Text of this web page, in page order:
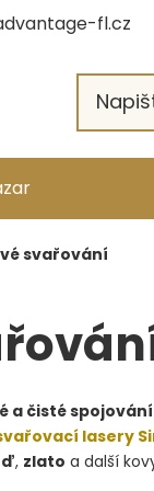
fl.cz
svařování
a čisté
lasery
, zlato a další